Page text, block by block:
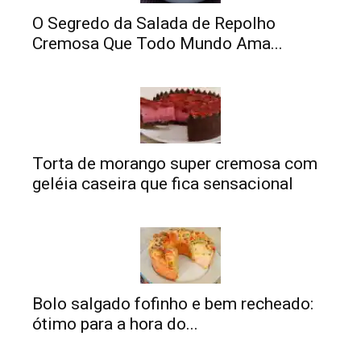
O Segredo da Salada de Repolho
Cremosa Que Todo Mundo Ama...
Torta de morango super cremosa com
geléia caseira que fica sensacional
Bolo salgado fofinho e bem recheado:
ótimo para a hora do...